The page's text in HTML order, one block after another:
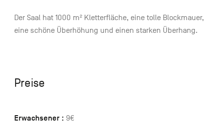
Der Saal hat 1000 m² Kletterfläche, eine tolle Blockmauer,
eine schöne Überhöhung und einen starken Überhang.
Preise
Erwachsener : 9€